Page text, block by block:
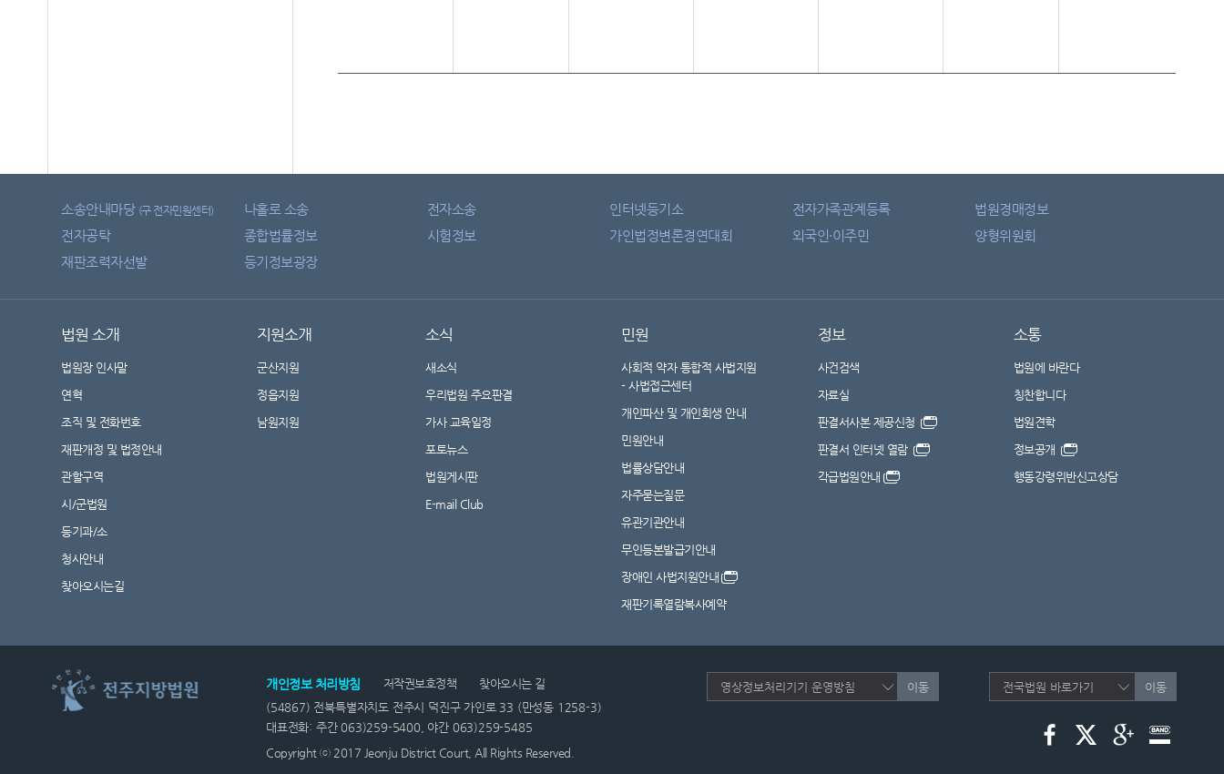
소송안내마당 (구 전자민원센터) 나홀로 소송 전자소송 인터넷등기소 전자가족관계등록
법원경매정보
전자공탁
종합법률정보 시험정보 가인법정변론경연대회 외국인·이주민
양형위원회
재판조력자선발
등기정보광장
법원 소개
법원장 인사말
연혁
조직 및 전화번호
재판개정 및 법정안내
관할구역
시/군법원
등기과/소
청사안내
찾아오시는길
지원소개
군산지원
정읍지원
남원지원
소식
새소식
우리법원 주요판결
가사 교육일정
포토뉴스
법원게시판
E-mail Club
민원
사회적 약자 통합적 사법지원
- 사법접근센터
개인파산 및 개인회생 안내
민원안내
법률상담안내
자주묻는질문
유관기관안내
무인등본발급기안내
장애인 사법지원안내
재판기록열람복사예약
정보
사건검색
자료실
판결서사본 제공신청
판결서 인터넷 열람
각급법원안내
소통
법원에 바란다
칭찬합니다
법원견학
정보공개
행동강령위반신고상담
개인정보 처리방침 저작권보호정책
찾아오시는 길
(54867) 전북특별자치도 전주시 덕진구 가인로 33 (만성동 1258-3)
대표전화: 주간 063)259-5400, 야간 063)259-5485
Copyright ⓒ 2017 Jeonju District Court, All Rights Reserved.